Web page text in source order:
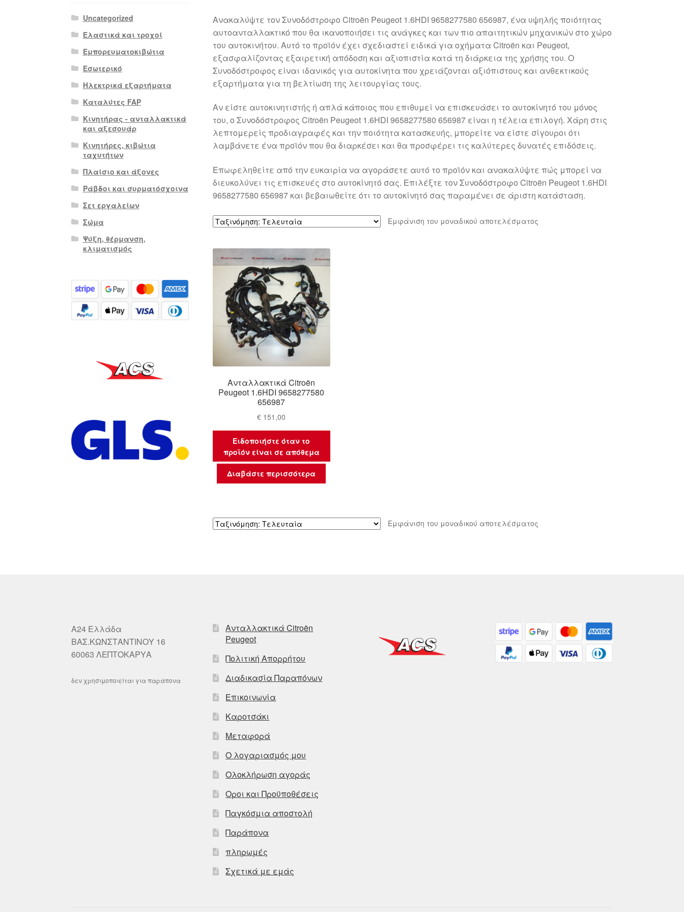
Ανακαλύψτε τον Συνοδόστροφο Citroën Peugeot 1.6HDI 9658277580 656987, ένα υψηλής ποιότητας
αυτοανταλλακτικό που θα ικανοποιήσει τις ανάγκες και των πιο απαιτητικών μηχανικών στο χώρο
του αυτοκινήτου. Αυτό το προϊόν έχει σχεδιαστεί ειδικά για οχήματα Citroën και Peugeot,
εξασφαλίζοντας εξαιρετική απόδοση και αξιοπιστία κατά τη διάρκεια της χρήσης του. Ο
Συνοδόστροφος είναι ιδανικός για αυτοκίνητα που χρειάζονται αξιόπιστους και ανθεκτικούς
εξαρτήματα για τη βελτίωση της λειτουργίας τους.
Αν είστε αυτοκινητιστής ή απλά κάποιος που επιθυμεί να επισκευάσει το αυτοκίνητό του μόνος
του, ο Συνοδόστροφος Citroën Peugeot 1.6HDI 9658277580 656987 είναι η τέλεια επιλογή. Χάρη στις
λεπτομερείς προδιαγραφές και την ποιότητα κατασκευής, μπορείτε να είστε σίγουροι ότι
λαμβάνετε ένα προϊόν που θα διαρκέσει και θα προσφέρει τις καλύτερες δυνατές επιδόσεις.
Επωφεληθείτε από την ευκαιρία να αγοράσετε αυτό το προϊόν και ανακαλύψτε πώς μπορεί να
διευκολύνει τις επισκευές στο αυτοκίνητό σας. Επιλέξτε τον Συνοδόστροφο Citroën Peugeot 1.6HDI
9658277580 656987 και βεβαιωθείτε ότι το αυτοκίνητό σας παραμένει σε άριστη κατάσταση.
Εμφάνιση του μοναδικού αποτελέσματος
Ανταλλακτικά Citroën
Peugeot 1.6HDI 9658277580
656987
€ 151,00
Ειδοποιήστε όταν το
προϊόν είναι σε απόθεμα
Διαβάστε περισσότερα
Εμφάνιση του μοναδικού αποτελέσματος
Uncategorized
Ελαστικά και τροχοί
Εμπορευματοκιβώτια
Εσωτερικό
Ηλεκτρικά εξαρτήματα
Καταλύτες FAP
Κινητήρας - ανταλλακτικά
και αξεσουάρ
Κινητήρες, κιβώτια
ταχυτήτων
Πλαίσιο και άξονες
Ράβδοι και συρματόσχοινα
Σετ εργαλείων
Σώμα
Ψύξη, θέρμανση,
κλιματισμός
A24 Ελλάδα
ΒΑΣ.ΚΩΝΣΤΑΝΤΙΝΟΥ 16
60063 ΛΕΠΤΟΚΑΡΥΑ
δεν χρησιμοποιείται για παράπονα
Ανταλλακτικά Citroën
Peugeot
Πολιτική Απορρήτου
Διαδικασία Παραπόνων
Επικοινωνία
Καροτσάκι
Μεταφορά
Ο λογαριασμός μου
Ολοκλήρωση αγοράς
Οροι και Προϋποθέσεις
Παγκόσμια αποστολή
Παράπονα
πληρωμές
Σχετικά με εμάς